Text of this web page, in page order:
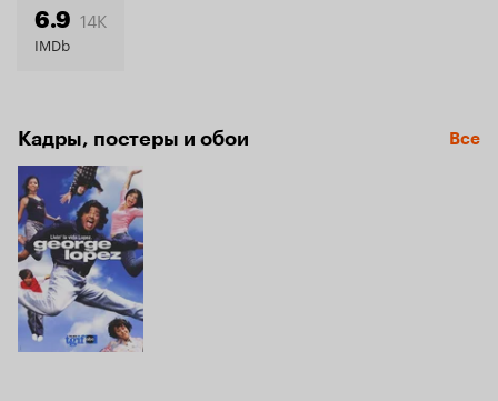
6.9 14K
IMDb
Кадры, постеры и обои Все